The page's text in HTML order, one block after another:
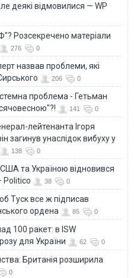
деякі відмовилися — WP
Розсекречено матеріали
276 0
назвав проблеми, які
206 0
проблема - Гетьман
141 0
лейтенанта Ігоря
загинув унаслідок вибуху у
138 0
та Україною відновився
Politico
38 0
Туск все ж підписав
ордена
85 0
100 ракет: в ISW
для України
62 0
Британія розширила
0